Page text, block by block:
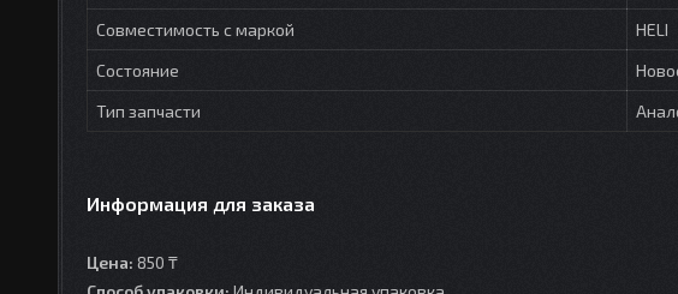
Совместимость с маркой
HELI
Состояние
Тип запчасти
Информация для заказа
Цена: 850 ₸